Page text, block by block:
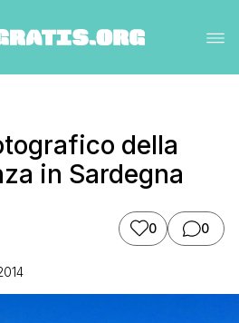
della
in Sardegna
0 0